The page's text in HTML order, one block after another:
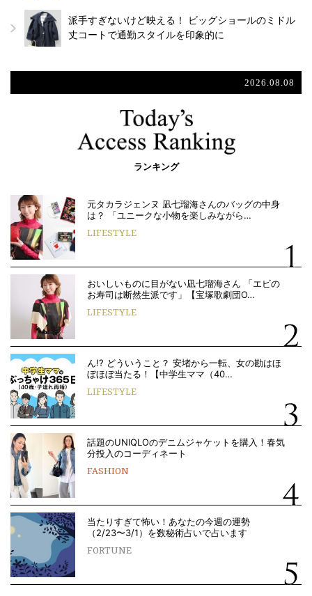
派手すぎないけど映える！ ビッグショールのミドル
丈コートで通勤スタイルを印象的に
2026.08.08
ランキング
元タカラジェンヌ 凪七瑠海さんのバッグの中身
は？ 「ユニークな小物を楽しみながら…
LIFESTYLE
おいしいものに目がない凪七瑠海さん 「エビの
お寿司は断然生派です」【宝塚歌劇団O…
LIFESTYLE
ん!? どういうこと？ 安堵から一転、女の勘はほ
ぼほぼ当たる！【中学生ママ（40…
LIFESTYLE
話題のUNIQLOのデニムジャケットを購入！春気
分投入のコーディネート
FASHION
当たりすぎて怖い！あなたの今週の運勢
（2/23〜3/1）を数秘術占いで占います
FORTUNE